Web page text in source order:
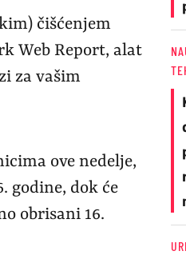
čišćenjem
Web Report, alat
za vašim
ove nedelje,
godine, dok će
obrisani 16.